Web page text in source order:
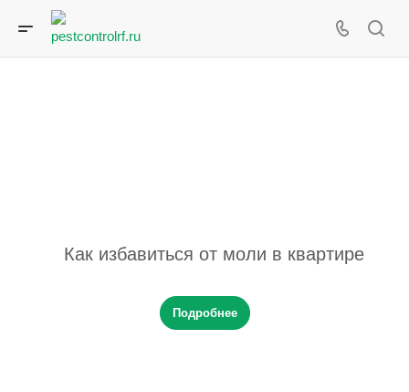
Как избавиться от моли в квартире
Подробнее